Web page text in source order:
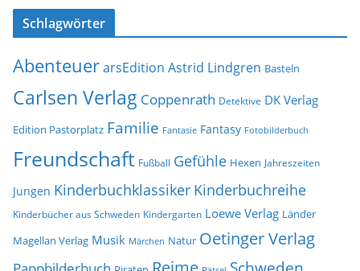
s
e
c
v
Schlagwörter
AbenteuerarsEdition Astrid Lindgren Basteln
Carlsen Verlag Coppenrath Detektive DK Verlag
Edition Pastorplatz Familie Fantasie Fantasy Fotobilderbuch
Freundschaft Fußball Gefühle Hexen Jahreszeiten
Jungen Kinderbuchklassiker Kinderbuchreihe
Kinderbücher aus Schweden Kindergarten Loewe Verlag Länder
Magellan Verlag Musik Märchen Natur Oetinger Verlag